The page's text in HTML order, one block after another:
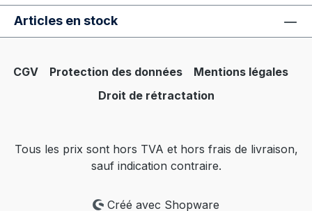
Articles en stock
CGV Protection des données
Mentions légales
Droit de rétractation
Tous les prix sont hors TVA et hors frais de livraison,
sauf indication contraire.
Créé avec Shopware